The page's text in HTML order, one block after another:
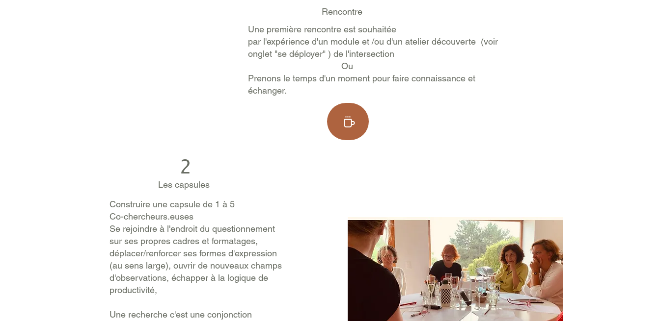
Rencontre
Une première rencontre est souhaitée
par l'expérience d'un module et /ou d'un atelier découverte (voir
onglet "se déployer" ) de l'intersection
Ou
Prenons le temps d'un moment pour faire connaissance et
échanger.
2
Les capsules
Construire une capsule de 1 à 5
Co-chercheurs.euses
Se rejoindre à l'endroit du questionnement
sur ses propres cadres et formatages,
déplacer/renforcer ses formes d'expression
(au sens large), ouvrir de nouveaux champs
d'observations, échapper à la logique de
productivité,
Une recherche c'est une conjonction